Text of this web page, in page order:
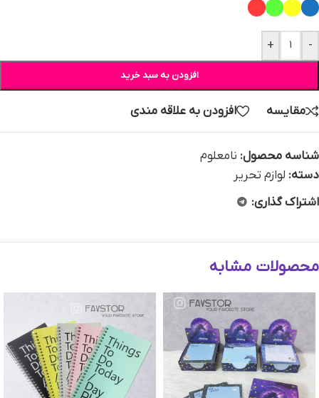
-
+
افزودن به سبد خرید
مقایسه افزودن به علاقه مندی
شناسه محصول: نامعلوم
دسته: لوازم تحریر
اشتراک گذاری:
محصولات مشابه